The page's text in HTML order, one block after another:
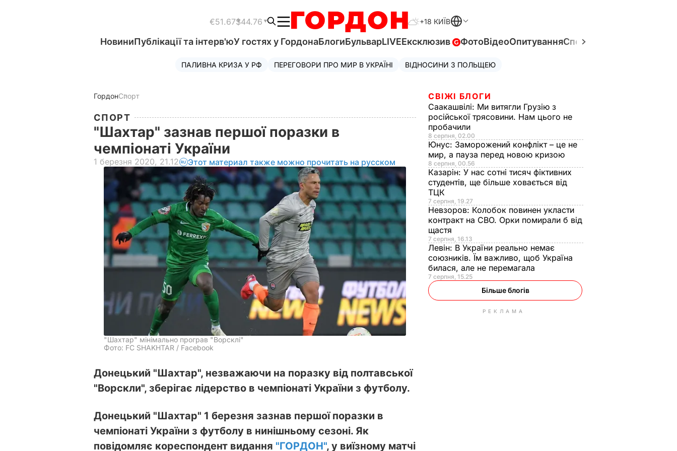
€51.67$44.76 +18 КИЇВ
НовиниПублікації та інтерв'юУ гостях у ГордонаБлогиБульварLIVEЕксклюзив ФотоВідеоОпитуванняСпецпроєкти
ПАЛИВНА КРИЗА У РФ ПЕРЕГОВОРИ ПРО МИР В УКРАЇНІ ВІДНОСИНИ З ПОЛЬЩЕЮ
ГордонСпорт
СПОРТ
"Шахтар" зазнав першої поразки в
чемпіонаті України
1 березня 2020, 21.12 Этот материал также можно прочитать на русском
"Шахтар" мінімально програв "Ворсклі"
Фото: FC SHAKHTAR / Facebook
Донецький "Шахтар", незважаючи на поразку від полтавської
"Ворскли", зберігає лідерство в чемпіонаті України з футболу.
Донецький "Шахтар" 1 березня зазнав першої поразки в
чемпіонаті України з футболу в нинішньому сезоні. Як
повідомляє кореспондент видання "ГОРДОН", у виїзному матчі
СВІЖІ БЛОГИ
Саакашвілі: Ми витягли Грузію з
російської трясовини. Нам цього не
пробачили
8 серпня, 02.00
Юнус: Заморожений конфлікт – це не
мир, а пауза перед новою кризою
8 серпня, 00.56
Казарін: У нас сотні тисяч фіктивних
студентів, ще більше ховається від
ТЦК
7 серпня, 19.27
Невзоров: Колобок повинен укласти
контракт на СВО. Орки помирали б від
щастя
7 серпня, 16.13
Левін: В України реально немає
союзників. Їм важливо, щоб Україна
билася, але не перемагала
7 серпня, 15.25
Більше блогів
РЕКЛАМА